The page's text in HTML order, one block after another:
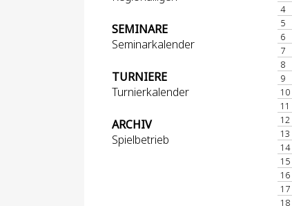
SEMINARE
Seminarkalender
TURNIERE
Turnierkalender
ARCHIV
Spielbetrieb
4
5
6
7
8
9
10
11
12
13
14
15
16
17
18